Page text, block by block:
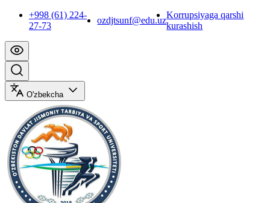
+998 (61) 224-
27-73
ozdjtsunf@edu.uz
Korrupsiyaga qarshi
kurashish
O'zbekcha